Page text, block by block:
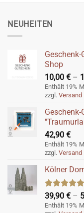
NEUHEITEN
Geschenk-
Shop
10,00 € –
Enthält 19%
zzgl. Versand
42,90 €
Enthält 19%
zzgl. Versand
Kölner
Bewertet
mit5.00
von 5
39,90 € –
Enthält 19%